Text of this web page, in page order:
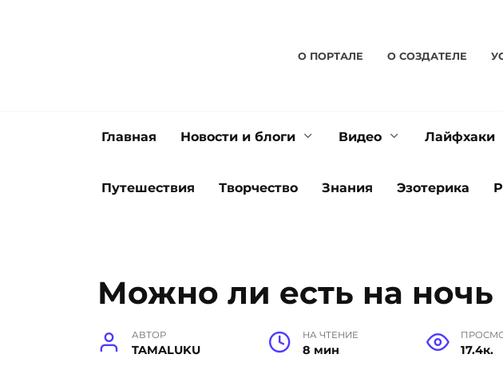
О ПОРТАЛЕ О CОЗДАТЕЛЕ
Главная Новости и блоги Видео Лайфхаки
Путешествия Творчество Знания Эзотерика
Можно ли есть на ночь
АВТОР
TAMALUKU
НА ЧТЕНИЕ
8 мин 17.4к.